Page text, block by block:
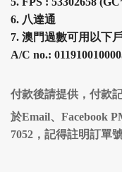
6. 八達通
7. 澳門過數可用以下
A/C no.:
付款後請提供，付款
於Email、Facebook
7052，記得註明訂單